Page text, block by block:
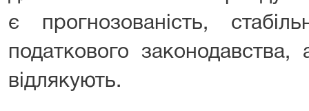
є прогнозованість,
податкового законодавства,
відлякують.